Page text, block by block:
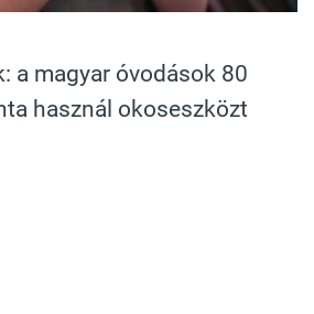
a magyar óvodások 80
használ okoseszközt